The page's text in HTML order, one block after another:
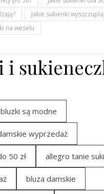
Jakie sukienki
na weselu
i
są modne
wyprzedaż
50 zł allegro tanie
bluza damskie